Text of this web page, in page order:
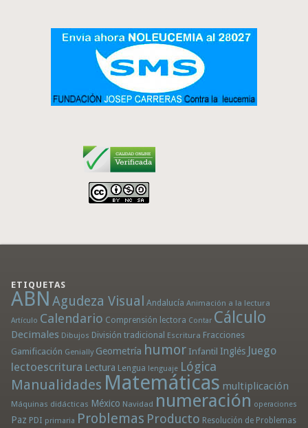
ETIQUETAS
ABN Agudeza Visual Andalucía Animación a la lectura
Artículo Calendario Comprensión lectora Contar Cálculo
Decimales Dibujos División tradicional Escritura Fracciones
Gamificación Genially Geometría humor Infantil Inglés Juego
lectoescritura Lectura Lengua lenguaje Lógica
Manualidades Matemáticas multiplicación
Máquinas didácticas México Navidad numeración operaciones
Paz PDI primaria Problemas Producto Resolución de Problemas